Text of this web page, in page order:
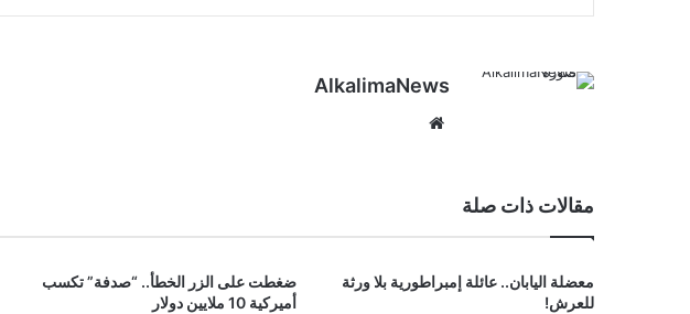
AlkalimaNews
مقالات ذات صلة
معضلة اليابان.. عائلة إمبراطورية بلا ورثة
للعرش!
ضغطت على الزر الخطأ.. “صدفة” تكسب
أميركية 10 ملايين دولار